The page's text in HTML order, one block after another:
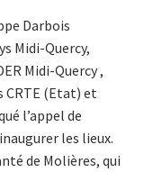
Darbois
Midi-Quercy,
Midi-Quercy ,
CRTE (Etat) et
l’appel de
les lieux.
de Molières, qui